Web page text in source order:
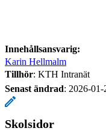
Innehållsansvarig:
Karin Hellmalm
Tillhör: KTH Intranät
Senast ändrad: 2026-01-
Skolsidor